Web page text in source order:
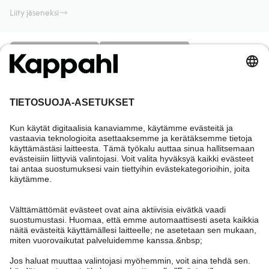
Liity jäseneksi
Tarvitsetko apua?
Asiakaspalvelu
Usein kysyttyä
Tilaus
Ota yhteyttä
Hae myymälä
Kappahl Club
Kappahl Club
Jäsenyysehdot
Tietoa Kappahl Group
Kestävä kehitys
Ehdot & käytännöt